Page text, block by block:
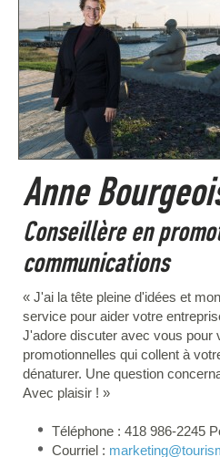
Anne
Conseillère en
communications
« J'ai la tête pleine d'idées et
service pour aider votre
J'adore discuter avec vous pour
promotionnelles qui collent à
dénaturer. Une question
Avec plaisir ! »
Téléphone : 418 986-2245
Courriel : marketing